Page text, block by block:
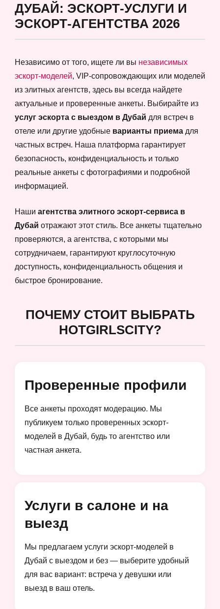
ДУБАЙ: ЭСКОРТ-УСЛУГИ И
ЭСКОРТ-АГЕНТСТВА 2026
Независимо от того, ищете ли вы независимых
эскорт-моделей, VIP-сопровождающих или моделей
из элитных агентств, здесь вы всегда найдете
актуальные и проверенные анкеты. Выбирайте из
услуг эскорта с выездом в Дубай для встреч в
отеле или другие удобные варианты приема для
частных встреч. Наша платформа гарантирует
безопасность, конфиденциальность и только
реальные анкеты с фотографиями и подробной
информацией.
Наши агентства элитного эскорт-сервиса в
Дубай отражают этот стиль. Все анкеты тщательно
проверяются, а агентства, с которыми мы
сотрудничаем, гарантируют круглосуточную
доступность, конфиденциальность общения и
быстрое бронирование.
ПОЧЕМУ СТОИТ ВЫБРАТЬ
HOTGIRLSCITY?
Проверенные профили
Все анкеты проходят модерацию. Мы
публикуем только проверенных эскорт-
моделей в Дубай, будь то агентство или
частная анкета.
Услуги в салоне и на
выезд
Мы предлагаем услуги эскорт-моделей в
Дубай с выездом и без — выберите удобный
для вас вариант: встреча у девушки или
выезд в ваш отель.